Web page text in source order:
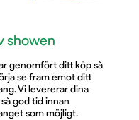
showen
genomfört ditt köp så
se fram emot ditt
Vi levererar dina
god tid innan
som möjligt.